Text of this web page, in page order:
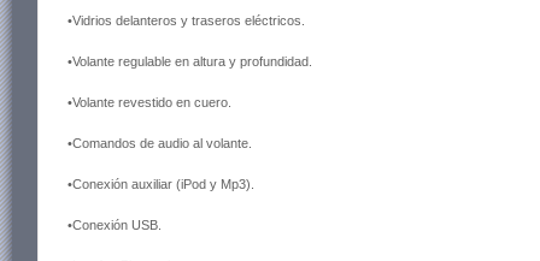
•Vidrios delanteros y traseros eléctricos.
•Volante regulable en altura y profundidad.
•Volante revestido en cuero.
•Comandos de audio al volante.
•Conexión auxiliar (iPod y Mp3).
•Conexión USB.